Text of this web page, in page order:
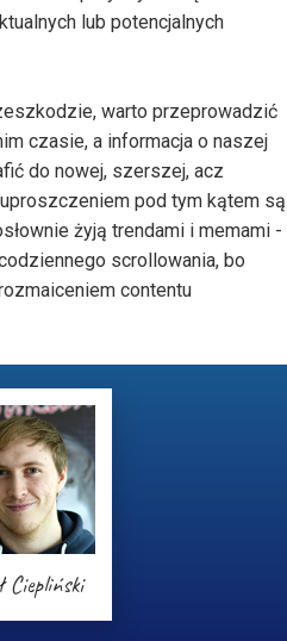
lub potencjalnych
warto przeprowadzić
czasie, a informacja o naszej
do nowej, szerszej, acz
pod tym kątem są
żyją trendami i memami -
scrollowania, bo
contentu
Ciepliński